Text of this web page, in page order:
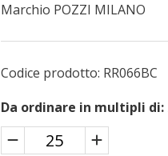
Marchio POZZI MILANO
Codice prodotto: RR066BC
Da ordinare in multipli di: